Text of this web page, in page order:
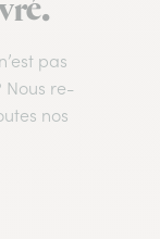
pas
Nous re-
nos